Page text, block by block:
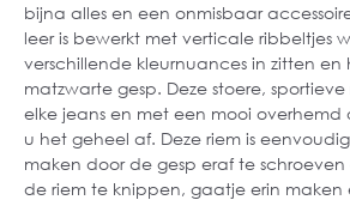
bijna alles en een onmisbaar
leer is bewerkt met verticale ribbeltjes
verschillende kleurnuances in zitten
matzwarte gesp. Deze stoere,
elke jeans en met een mooi overhemd
u het geheel af. Deze riem is
maken door de gesp eraf te
de riem te knippen, gaatje erin maken